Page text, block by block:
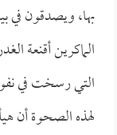
بها، ويصدقون في
الماكرين أقنعة
التي رسخت في
لهذه الصحوة أن